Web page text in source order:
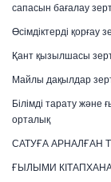
сапасын бағалау
Өсімдіктерді қорғау
Қант қызылшасы
Майлы дақылдар
Білімді тарату және
орталық
САТУҒА АРНАЛҒАН
ҒЫЛЫМИ